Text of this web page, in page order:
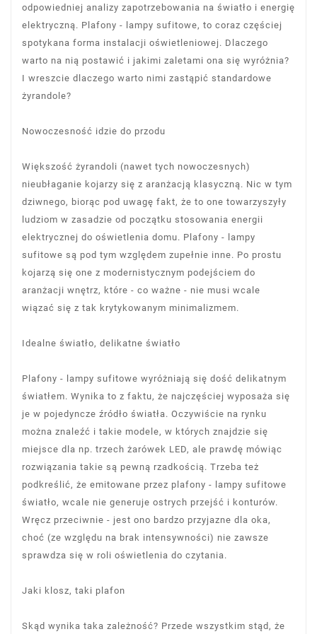
odpowiedniej analizy zapotrzebowania na światło i energię
elektryczną. Plafony - lampy sufitowe, to coraz częściej
spotykana forma instalacji oświetleniowej. Dlaczego
warto na nią postawić i jakimi zaletami ona się wyróżnia?
I wreszcie dlaczego warto nimi zastąpić standardowe
żyrandole?
Nowoczesność idzie do przodu
Większość żyrandoli (nawet tych nowoczesnych)
nieubłaganie kojarzy się z aranżacją klasyczną. Nic w tym
dziwnego, biorąc pod uwagę fakt, że to one towarzyszyły
ludziom w zasadzie od początku stosowania energii
elektrycznej do oświetlenia domu. Plafony - lampy
sufitowe są pod tym względem zupełnie inne. Po prostu
kojarzą się one z modernistycznym podejściem do
aranżacji wnętrz, które - co ważne - nie musi wcale
wiązać się z tak krytykowanym minimalizmem.
Idealne światło, delikatne światło
Plafony - lampy sufitowe wyróżniają się dość delikatnym
światłem. Wynika to z faktu, że najczęściej wyposaża się
je w pojedyncze źródło światła. Oczywiście na rynku
można znaleźć i takie modele, w których znajdzie się
miejsce dla np. trzech żarówek LED, ale prawdę mówiąc
rozwiązania takie są pewną rzadkością. Trzeba też
podkreślić, że emitowane przez plafony - lampy sufitowe
światło, wcale nie generuje ostrych przejść i konturów.
Wręcz przeciwnie - jest ono bardzo przyjazne dla oka,
choć (ze względu na brak intensywności) nie zawsze
sprawdza się w roli oświetlenia do czytania.
Jaki klosz, taki plafon
Skąd wynika taka zależność? Przede wszystkim stąd, że